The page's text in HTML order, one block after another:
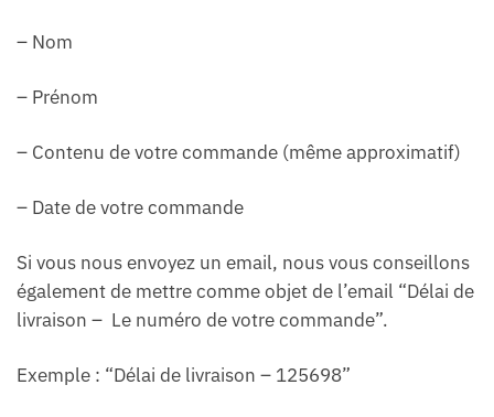
– Nom
– Prénom
– Contenu de votre commande (même approximatif)
– Date de votre commande
Si vous nous envoyez un email, nous vous conseillons
également de mettre comme objet de l’email “Délai de
livraison – Le numéro de votre commande”.
Exemple : “Délai de livraison – 125698”